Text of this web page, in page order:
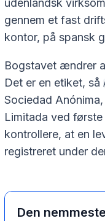
gennem et fast
kontor, på spansk
Bogstavet ændrer
Det er en etiket, så
Sociedad
Limitada ved
kontrollere, at en
registreret under
Den